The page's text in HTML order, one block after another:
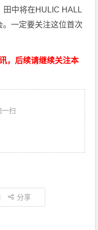
田中将在HULIC HALL
一定要关注这位首次
，后续请继续关注本
一扫
分享